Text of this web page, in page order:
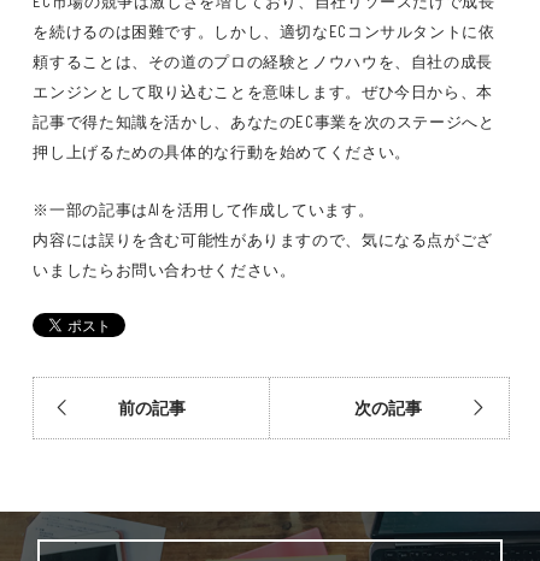
を続けるのは困難です。しかし、適切なECコンサルタントに依
頼することは、その道のプロの経験とノウハウを、自社の成長
エンジンとして取り込むことを意味します。ぜひ今日から、本
記事で得た知識を活かし、あなたのEC事業を次のステージへと
押し上げるための具体的な行動を始めてください。
※一部の記事はAIを活用して作成しています。
内容には誤りを含む可能性がありますので、気になる点がござ
いましたらお問い合わせください。
前の記事 次の記事